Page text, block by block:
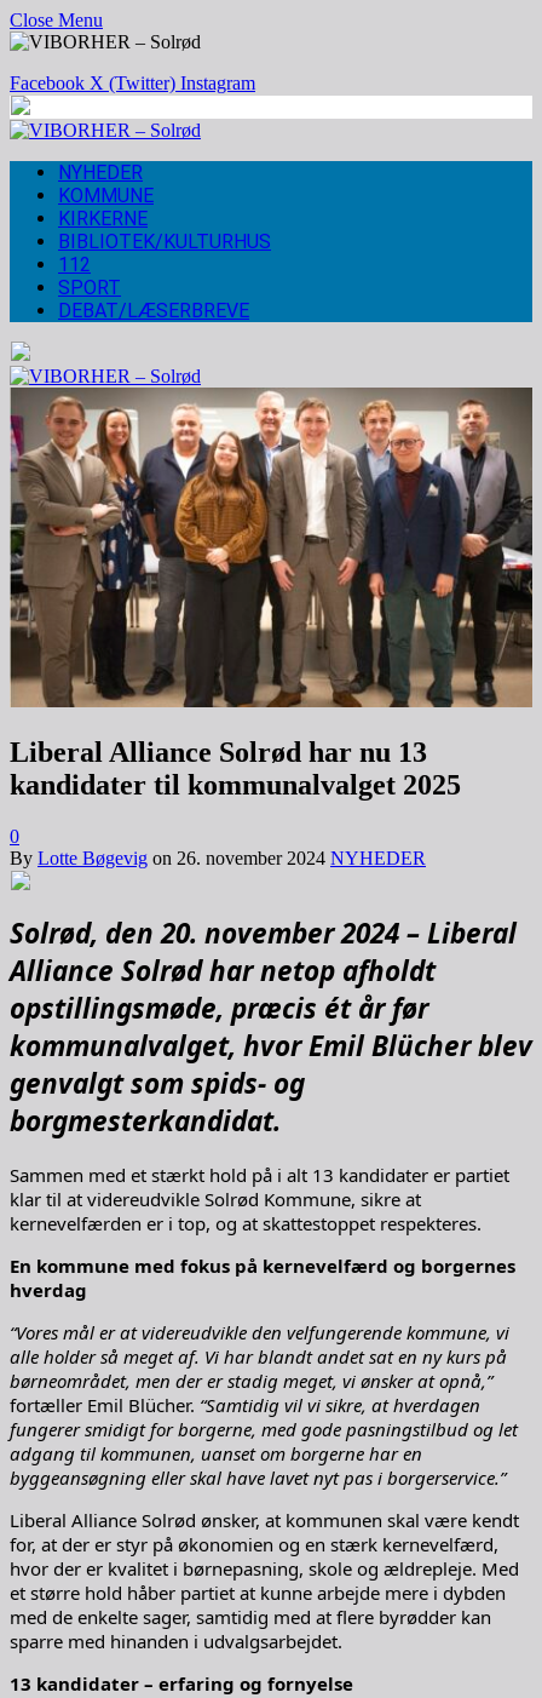
Close Menu
Facebook X (Twitter) Instagram
NYHEDER
KOMMUNE
KIRKERNE
BIBLIOTEK/KULTURHUS
112
SPORT
DEBAT/LÆSERBREVE
Liberal Alliance Solrød har nu 13
kandidater til kommunalvalget 2025
0
By Lotte Bøgevig on 26. november 2024 NYHEDER
Solrød, den 20. november 2024 – Liberal
Alliance Solrød har netop afholdt
opstillingsmøde, præcis ét år før
kommunalvalget, hvor Emil Blücher blev
genvalgt som spids- og
borgmesterkandidat.
Sammen med et stærkt hold på i alt 13 kandidater er partiet
klar til at videreudvikle Solrød Kommune, sikre at
kernevelfærden er i top, og at skattestoppet respekteres.
En kommune med fokus på kernevelfærd og borgernes
hverdag
“Vores mål er at videreudvikle den velfungerende kommune, vi
alle holder så meget af. Vi har blandt andet sat en ny kurs på
børneområdet, men der er stadig meget, vi ønsker at opnå,”
fortæller Emil Blücher. “Samtidig vil vi sikre, at hverdagen
fungerer smidigt for borgerne, med gode pasningstilbud og let
adgang til kommunen, uanset om borgerne har en
byggeansøgning eller skal have lavet nyt pas i borgerservice.”
Liberal Alliance Solrød ønsker, at kommunen skal være kendt
for, at der er styr på økonomien og en stærk kernevelfærd,
hvor der er kvalitet i børnepasning, skole og ældrepleje. Med
et større hold håber partiet at kunne arbejde mere i dybden
med de enkelte sager, samtidig med at flere byrødder kan
sparre med hinanden i udvalgsarbejdet.
13 kandidater – erfaring og fornyelse